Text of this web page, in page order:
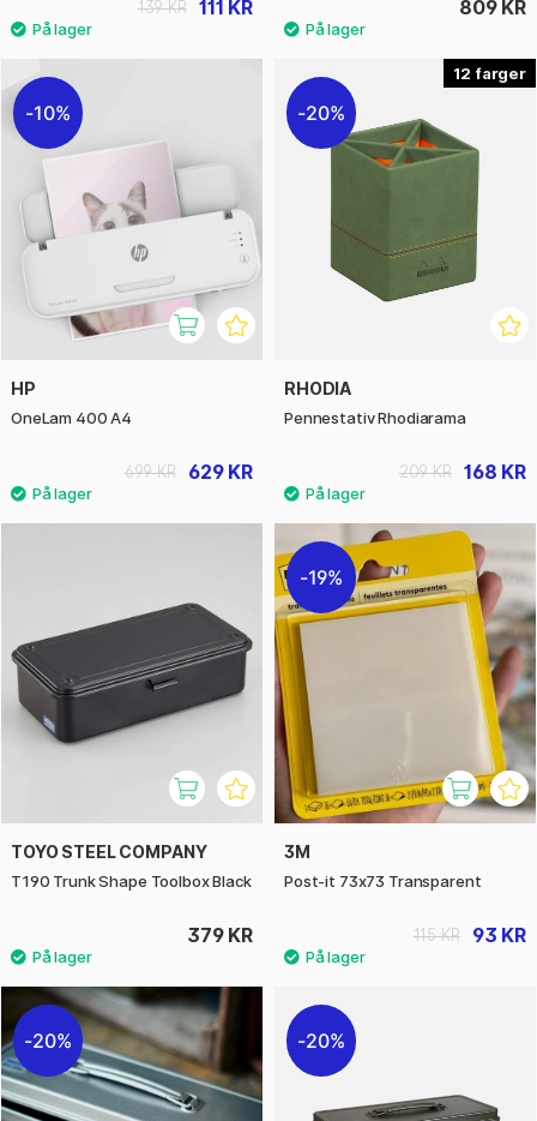
111 KR
139 KR 809 KR
10%
HP
OneLam 400 A4
629 KR
699 KR
12
20%
RHODIA
Pennestativ Rhodiarama
168 KR
209 KR
TOYO STEEL COMPANY
T190 Trunk Shape Toolbox Black
379 KR
19%
3M
Post-it 73x73 Transparent
93 KR
115 KR
20% 20%